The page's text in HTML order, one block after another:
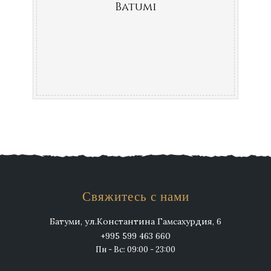
Batumi
Свяжитесь с нами
Батуми, ул.Константина Гамсахурдия, 6
+995 599 463 660
Пн - Вс: 09:00 - 23:00